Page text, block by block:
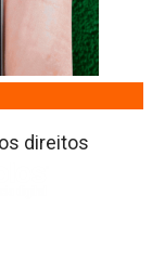
direitos